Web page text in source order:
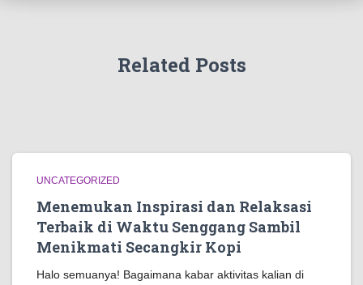
Related Posts
UNCATEGORIZED
Menemukan Inspirasi dan Relaksasi
Terbaik di Waktu Senggang Sambil
Menikmati Secangkir Kopi
Halo semuanya! Bagaimana kabar aktivitas kalian di